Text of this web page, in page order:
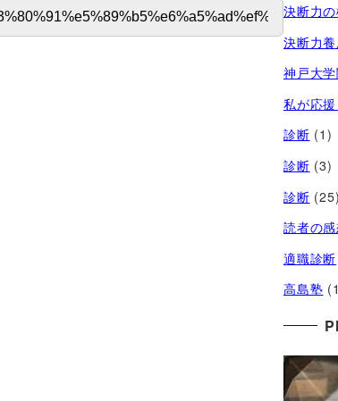
決断力
決断力
神戸大
私が応
診断 (1)
診断 (3)
診断 (25)
読者の感
適職診断
高島塾